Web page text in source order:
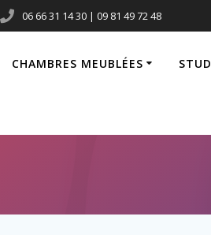
06 66 31 14 30 | 09 81 49 72 48
CHAMBRES MEUBLÉES